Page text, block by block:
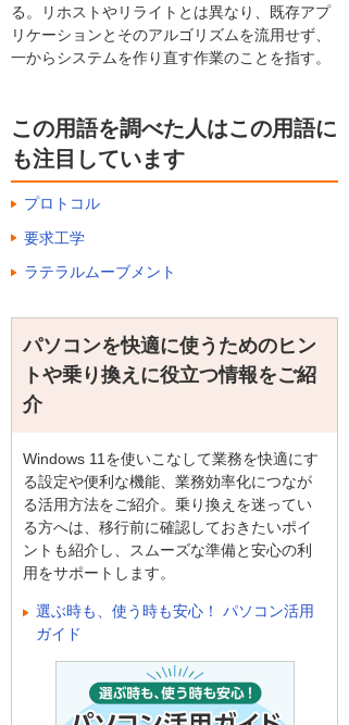
る。リホストやリライトとは異なり、既存アプ
リケーションとそのアルゴリズムを流用せず、
一からシステムを作り直す作業のことを指す。
この用語を調べた人はこの用語に
も注目しています
プロトコル
要求工学
ラテラルムーブメント
パソコンを快適に使うためのヒン
トや乗り換えに役立つ情報をご紹
介
Windows 11を使いこなして業務を快適にす
る設定や便利な機能、業務効率化につなが
る活用方法をご紹介。乗り換えを迷ってい
る方へは、移行前に確認しておきたいポイ
ントも紹介し、スムーズな準備と安心の利
用をサポートします。
選ぶ時も、使う時も安心！ パソコン活用
ガイド